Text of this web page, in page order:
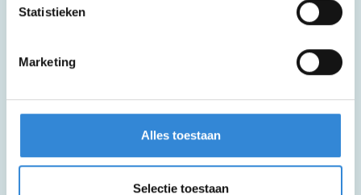
Statistieken
Marketing
Alles toestaan
Selectie toestaan
Deze activiteit is inclusief een drankje.
Deze activiteit is inclusief een kopje
koffie of thee.
Deze activiteit biedt alleen toezicht (6